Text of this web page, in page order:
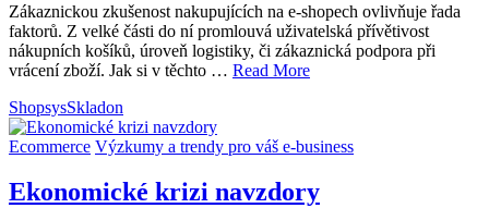
Zákaznickou zkušenost nakupujících na e-shopech ovlivňuje řada
faktorů. Z velké části do ní promlouvá uživatelská přívětivost
nákupních košíků, úroveň logistiky, či zákaznická podpora při
vrácení zboží. Jak si v těchto … Read More
ShopsysSkladon
Ecommerce Výzkumy a trendy pro váš e-business
Ekonomické krizi navzdory